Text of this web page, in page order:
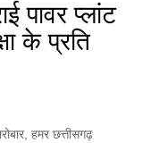
पावर प्लांट
के प्रति
, हमर छत्तीसगढ़